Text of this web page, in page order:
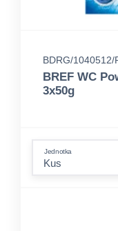
BDRG/1040512/
BREF WC
3x50g
Jednotka